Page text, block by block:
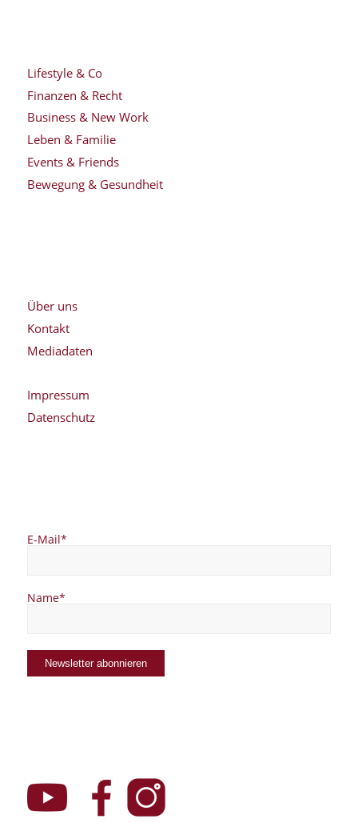
Lifestyle & Co
Finanzen & Recht
Business & New Work
Leben & Familie
Events & Friends
Bewegung & Gesundheit
Über uns
Kontakt
Mediadaten
Impressum
Datenschutz
E-Mail*
Name*